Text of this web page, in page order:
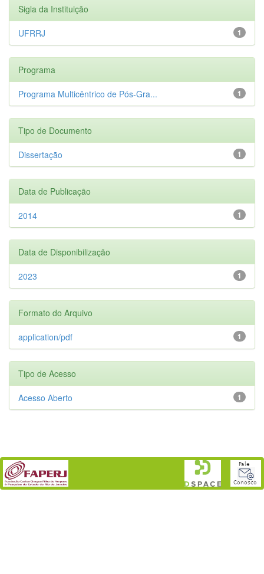
Sigla da Instituição
1
UFRRJ
Programa
1
Programa Multicêntrico de Pós-Gra...
Tipo de Documento
1
Dissertação
Data de Publicação
1
2014
Data de Disponibilização
1
2023
Formato do Arquivo
1
application/pdf
Tipo de Acesso
1
Acesso Aberto